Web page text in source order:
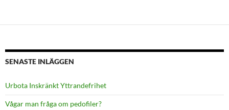
SENASTE INLÄGGEN
Urbota Inskränkt Yttrandefrihet
Vågar man fråga om pedofiler?